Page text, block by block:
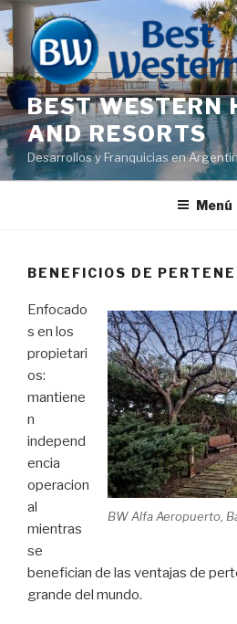
Saltar
al
contenido
BEST WESTERN
AND RESORTS
Desarrollos y Franquicias en
Menú
BENEFICIOS DE
BW Alfa Aeropuerto,
Enfocado
s en los
propietari
os:
mantiene
n
independ
encia
operacion
al
mientras
se
benefician de las ventajas de
grande del mundo.